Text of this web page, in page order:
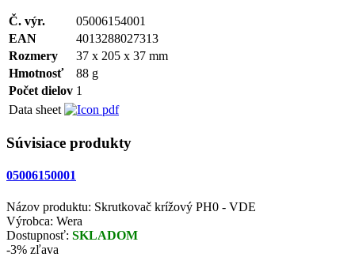
Č. výr.
05006154001
EAN
4013288027313
Rozmery
37 x 205 x 37 mm
Hmotnosť
88 g
Počet dielov 1
Data sheet
Súvisiace produkty
05006150001
Názov produktu: Skrutkovač krížový PH0 - VDE
Výrobca: Wera
Dostupnosť: SKLADOM
-3% zľava